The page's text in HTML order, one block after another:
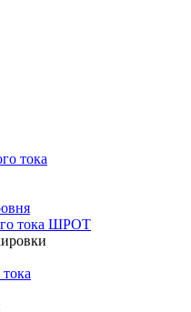
тока
тока ШРОТ